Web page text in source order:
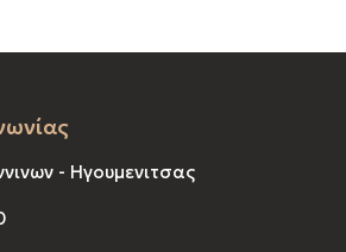
- Ηγουμενιτσας